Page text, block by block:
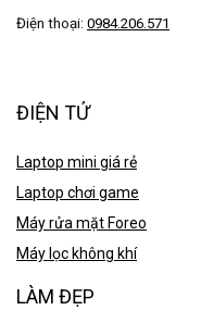
Điện thoại: 0984.206.571
ĐIỆN TỬ
Laptop mini giá rẻ
Laptop chơi game
Máy rửa mặt Foreo
Máy lọc không khí
LÀM ĐẸP